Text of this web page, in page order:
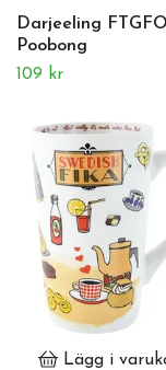
Darjeeling
Poobong
109 kr
Lägg i